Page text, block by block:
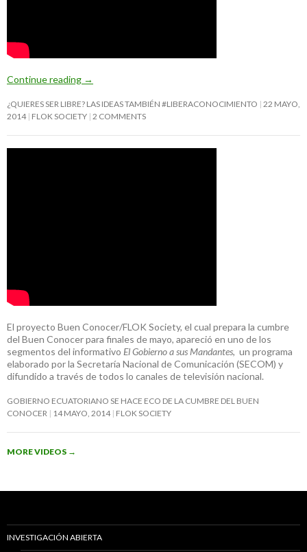
Continue reading →
¿QUIERES SER LIBRE? LAS IDEAS TAMBIÉN #LIBERACONOCIMIENTO 22 MAYO,
2014 FLOK SOCIETY 2 COMMENTS
El proyecto Buen Conocer/FLOK Society, el cual prepara la cumbre
del Buen Conocer para finales de mayo, apareció en uno de los
segmentos del informativo El Gobierno a sus Mandantes, un programa
elaborado por la Secretaría Nacional de Comunicación (SECOM) y
difundido a través de todos lo canales de televisión nacional.
GOBIERNO ECUATORIANO SE HACE ECO DE LA CUMBRE DEL BUEN
CONOCER
14 MAYO, 2014 FLOK SOCIETY
MORE VIDEOS →
INVESTIGACIÓN ABIERTA